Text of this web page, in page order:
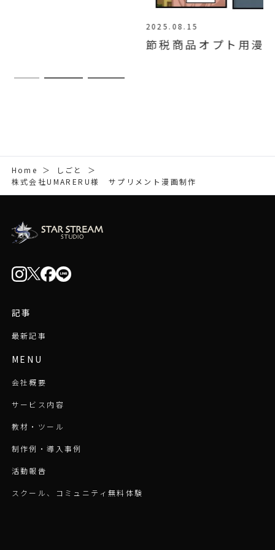
節税商品オプト用漫画LP制作代行
Home ＞ しごと
＞
株式会社UMARERU様 サプリメント漫画制作
記事
最新記事
MENU
会社概要
サービス内容
教材・ツール
制作例・導入事例
活動報告
スクール、コミュニティ無料体験